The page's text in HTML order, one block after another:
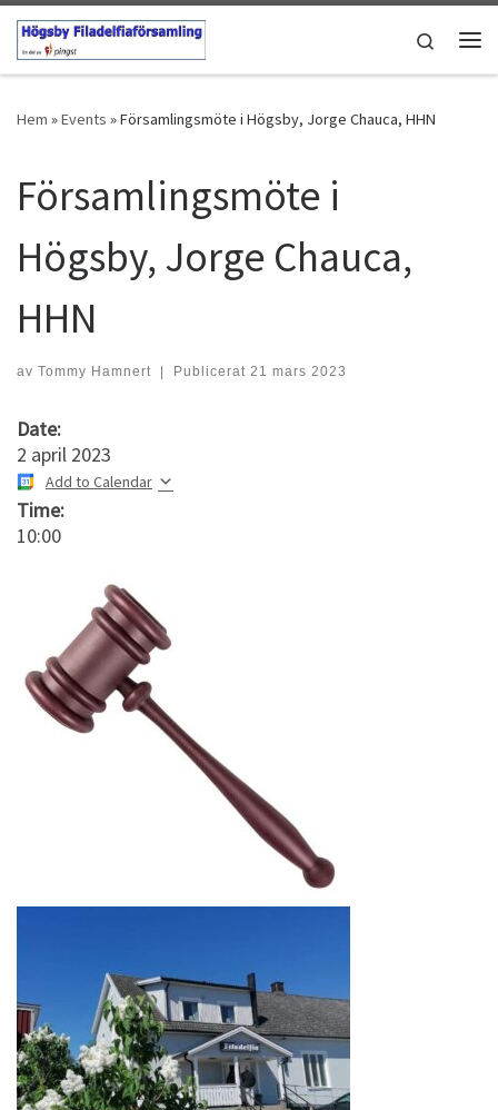
Hoppa till innehåll
Search
Hem »Events »Församlingsmöte i Högsby, Jorge Chauca, HHN
Församlingsmöte i
Högsby, Jorge Chauca,
HHN
av Tommy Hamnert | Publicerat 21 mars 2023
Date:
2 april 2023
Add to Calendar
Time:
10:00